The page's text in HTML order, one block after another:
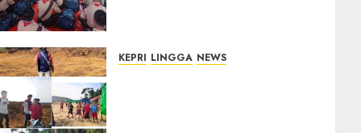
KEPRI LINGGA NEWS